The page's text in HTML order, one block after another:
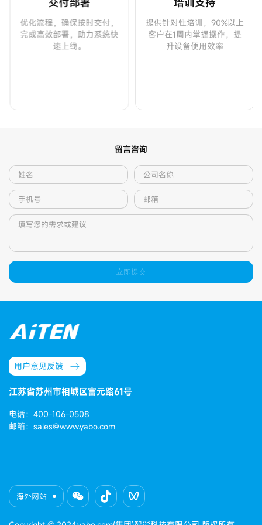
优化流程，确保按时交付，
完成高效部署，助力系统快
速上线。
提供针对性培训，90%以上
客户在1周内掌握操作，提
升设备便用效率
留言咨询
立即提交
用户意见反馈
江苏省苏州市相城区富元路61号
电话：400-106-0508
邮箱：sales@www.yabo.com
海外网站